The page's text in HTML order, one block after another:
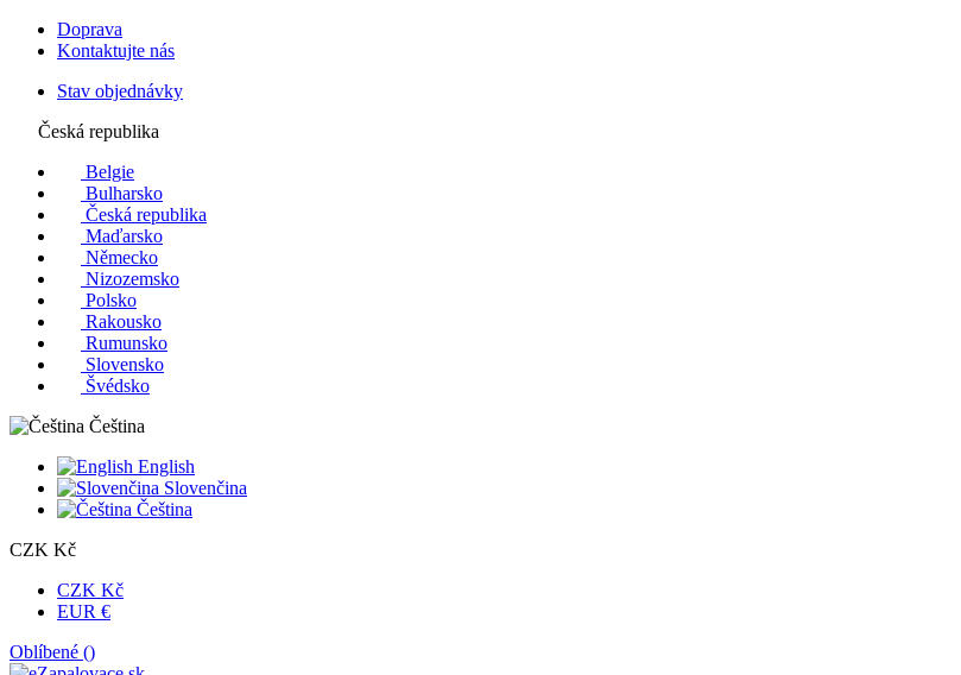
Doprava
Kontaktujte nás
Stav objednávky
Česká republika
Belgie
Bulharsko
Česká republika
Maďarsko
Německo
Nizozemsko
Polsko
Rakousko
Rumunsko
Slovensko
Švédsko
Čeština
English
Slovenčina
Čeština
CZK Kč
CZK Kč
EUR €
Oblíbené ()